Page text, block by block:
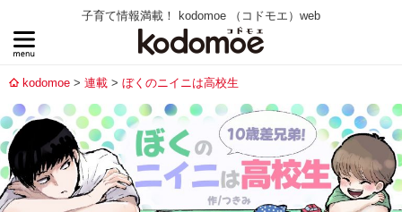
子育て情報満載！ kodomoe （コドモエ）web
kodomoe 連載 ぼくのニイニは高校生